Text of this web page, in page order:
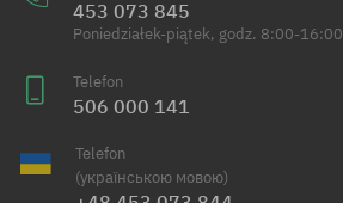
453 073 845
Poniedziałek-piątek, godz. 8:00-16:00
Telefon
506 000 141
Telefon
(українською мовою)